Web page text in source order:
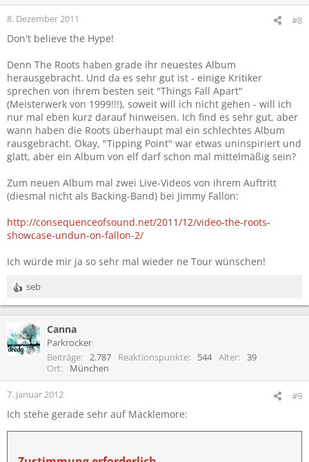
8. Dezember 2011 #8
Don't believe the Hype!
Denn The Roots haben grade ihr neuestes Album
herausgebracht. Und da es sehr gut ist - einige Kritiker
sprechen von ihrem besten seit "Things Fall Apart"
(Meisterwerk von 1999!!!), soweit will ich nicht gehen - will ich
nur mal eben kurz darauf hinweisen. Ich find es sehr gut, aber
wann haben die Roots überhaupt mal ein schlechtes Album
rausgebracht. Okay, "Tipping Point" war etwas uninspiriert und
glatt, aber ein Album von elf darf schon mal mittelmäßig sein?
Zum neuen Album mal zwei Live-Videos von ihrem Auftritt
(diesmal nicht als Backing-Band) bei Jimmy Fallon:
http://consequenceofsound.net/2011/12/video-the-roots-
showcase-undun-on-fallon-2/
Ich würde mir ja so sehr mal wieder ne Tour wünschen!
R
e
k
t
i
n
:
seb
Canna
Parkrocker
Beiträge
2.787 Reaktionspunkte 544 Alter
39
Ort
München
7. Januar 2012 #9
Ich stehe gerade sehr auf Macklemore: